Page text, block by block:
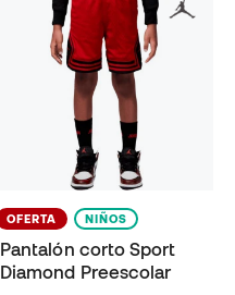
OFERTA NIÑOS
Pantalón corto Sport
Diamond Preescolar